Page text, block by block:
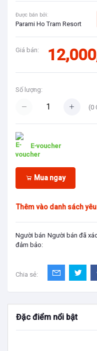
Được bán bởi:
Parami Ho Tram Resort
Giá bán:
Số lượng:
(0
E-voucher
Mua ngay
Thêm vào danh sách
Người bán
đảm bảo:
Người bán đã
Chia sẻ:
Đặc điểm nổi bật